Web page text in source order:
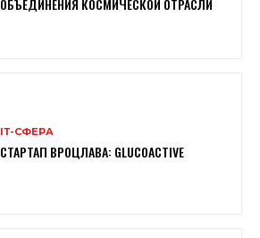
ОБЪЕДИНЕНИЯ КОСМИЧЕСКОЙ ОТРАСЛИ
ІТ-СФЕРА
СТАРТАП ВРОЦЛАВА: GLUCOACTIVE